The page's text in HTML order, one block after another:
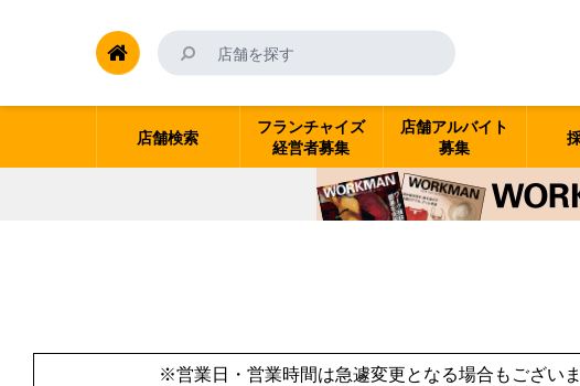
フランチャイズ
経営者募集
店舗検索
店舗アルバイト
募集
※営業日・営業時間は急遽変更となる場合もござい